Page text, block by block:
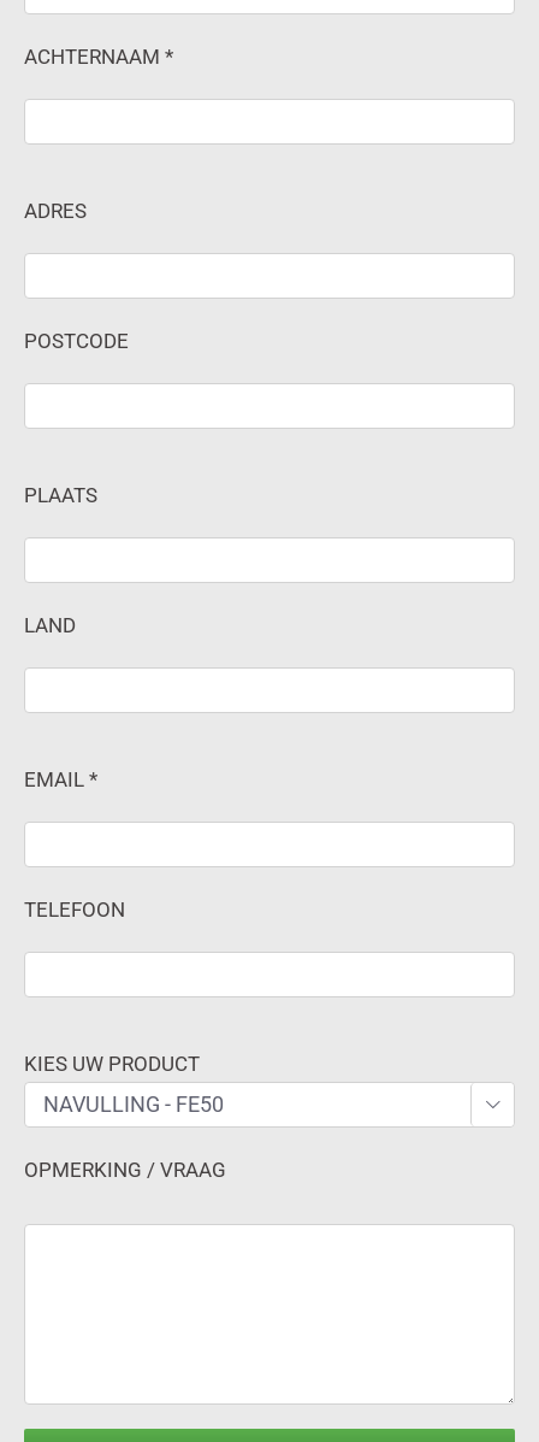
ACHTERNAAM *
ADRES
POSTCODE
PLAATS
LAND
EMAIL *
TELEFOON
KIES UW PRODUCT

OPMERKING / VRAAG